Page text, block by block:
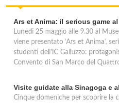
Ars et Anima: il serious game
Lunedì 25 maggio alle 9.30 al
viene presentato 'Ars et Anima',
studenti dell'IC Galluzzo:
Convento di San Marco del
Visite guidate alla Sinagoga e
Cinque domeniche per scoprire la